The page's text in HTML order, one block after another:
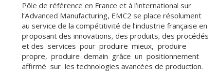
Pôle de référence en France et à l’international sur
l’Advanced Manufacturing, EMC2 se place résolument
au service de la compétitivité de l’industrie française en
proposant des innovations, des produits, des procédés
et des services pour produire mieux, produire
propre, produire demain grâce un positionnement
affirmé sur les technologies avancées de production.